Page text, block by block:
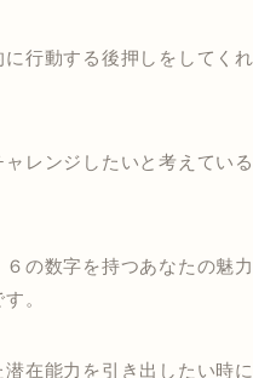
行動する後押しをしてく
レンジしたいと考えてい
の数字を持つあなたの魅
。
在能力を引き出したい時